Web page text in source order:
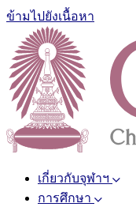
ข้ามไปยังเนื้อหา
เกี่ยวกับจุฬาฯ
การศึกษา